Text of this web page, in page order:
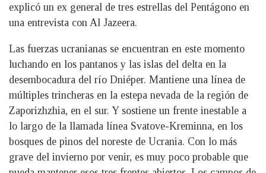
explicó un ex general de tres estrellas del Pentágono en
una entrevista con Al Jazeera.
Las fuerzas ucranianas se encuentran en este momento
luchando en los pantanos y las islas del delta en la
desembocadura del río Dniéper. Mantiene una línea de
múltiples trincheras en la estepa nevada de la región de
Zaporizhzhia, en el sur. Y sostiene un frente inestable a
lo largo de la llamada línea Svatove-Kreminna, en los
bosques de pinos del noreste de Ucrania. Con lo más
grave del invierno por venir, es muy poco probable que